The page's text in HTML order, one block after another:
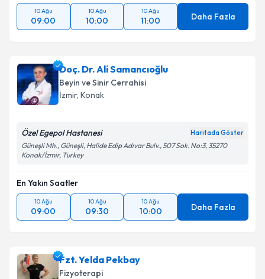
10 Ağu
09:00
10 Ağu
10:00
10 Ağu
11:00 Daha Fazla
Doç. Dr. Ali Samancıoğlu
Beyin ve Sinir Cerrahisi
İzmir, Konak
Özel Egepol Hastanesi Haritada Göster
Güneşli Mh., Güneşli, Halide Edip Adıvar Bulv., 507 Sok. No:3, 35270
Konak/İzmir, Turkey
En Yakın Saatler
10 Ağu
09:00
10 Ağu
09:30
10 Ağu
10:00 Daha Fazla
Fzt. Yelda Pekbay
Fizyoterapi